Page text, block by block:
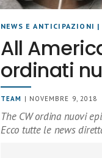
NEWS E ANTICIPAZIONI |
All
ordinati
TEAM | NOVEMBRE 9, 2018
The CW ordina nuovi
Ecco tutte le news